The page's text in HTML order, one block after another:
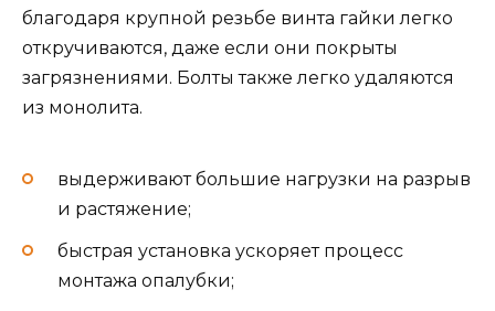
благодаря крупной резьбе винта гайки легко
откручиваются, даже если они покрыты
загрязнениями. Болты также легко удаляются
из монолита.
выдерживают большие нагрузки на разрыв
и растяжение;
быстрая установка ускоряет процесс
монтажа опалубки;